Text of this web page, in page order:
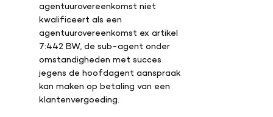
agentuurovereenkomst niet
kwalificeert als een
agentuurovereenkomst ex artikel
7:442 BW, de sub-agent onder
omstandigheden met succes
jegens de hoofdagent aanspraak
kan maken op betaling van een
klantenvergoeding.